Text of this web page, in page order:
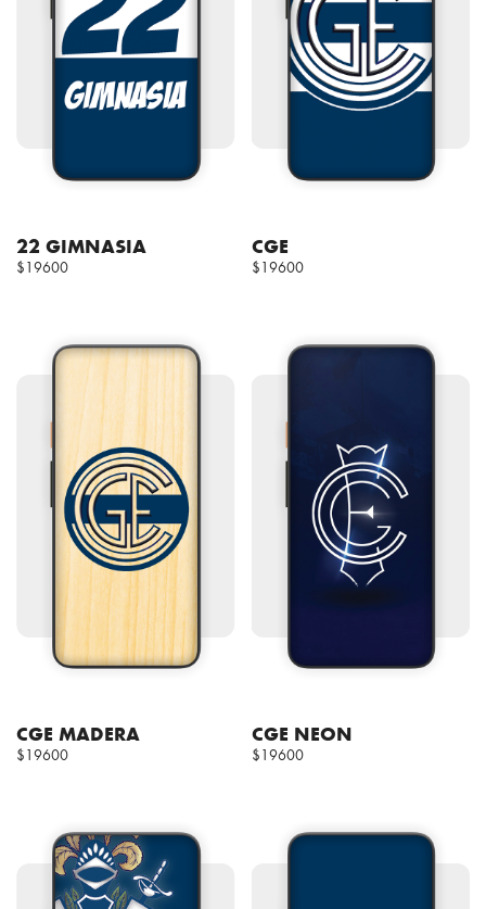
22 GIMNASIA
$19600
CGE
$19600
CGE MADERA
$19600
CGE NEON
$19600